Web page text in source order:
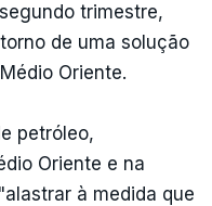
trimestre,
de uma solução
Oriente.
petróleo,
Oriente e na
à medida que